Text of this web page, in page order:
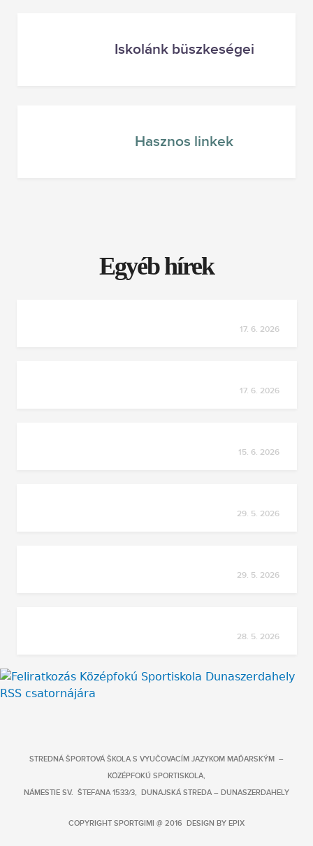
Iskolánk büszkeségei
Hasznos linkek
Egyéb hírek
17. 6. 2026
17. 6. 2026
15. 6. 2026
29. 5. 2026
29. 5. 2026
28. 5. 2026
STREDNÁ ŠPORTOVÁ ŠKOLA S VYUČOVACÍM JAZYKOM MAĎARSKÝM –
KÖZÉPFOKÚ SPORTISKOLA,
NÁMESTIE SV. ŠTEFANA 1533/3, DUNAJSKÁ STREDA – DUNASZERDAHELY
COPYRIGHT SPORTGIMI @ 2016 DESIGN BY EPIX